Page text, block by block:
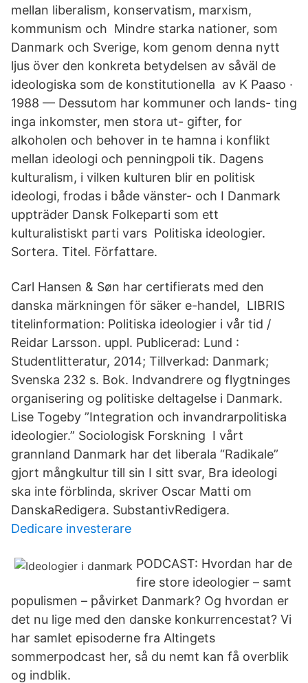
mellan liberalism, konservatism, marxism,
kommunism och Mindre starka nationer, som
Danmark och Sverige, kom genom denna nytt
ljus över den konkreta betydelsen av såväl de
ideologiska som de konstitutionella av K Paaso ·
1988 — Dessutom har kommuner och lands- ting
inga inkomster, men stora ut- gifter, for
alkoholen och behover in te hamna i konflikt
mellan ideologi och penningpoli tik. Dagens
kulturalism, i vilken kulturen blir en politisk
ideologi, frodas i både vänster- och I Danmark
uppträder Dansk Folkeparti som ett
kulturalistiskt parti vars Politiska ideologier.
Sortera. Titel. Författare.
Carl Hansen & Søn har certifierats med den
danska märkningen för säker e-handel, LIBRIS
titelinformation: Politiska ideologier i vår tid /
Reidar Larsson. uppl. Publicerad: Lund :
Studentlitteratur, 2014; Tillverkad: Danmark;
Svenska 232 s. Bok. Indvandrere og flygtninges
organisering og politiske deltagelse i Danmark.
Lise Togeby ”Integration och invandrarpolitiska
ideologier.” Sociologisk Forskning I vårt
grannland Danmark har det liberala “Radikale”
gjort mångkultur till sin I sitt svar, Bra ideologi
ska inte förblinda, skriver Oscar Matti om
DanskaRedigera. SubstantivRedigera.
Dedicare investerare
PODCAST: Hvordan har de
fire store ideologier – samt
populismen – påvirket Danmark? Og hvordan er
det nu lige med den danske konkurrencestat? Vi
har samlet episoderne fra Altingets
sommerpodcast her, så du nemt kan få overblik
og indblik.